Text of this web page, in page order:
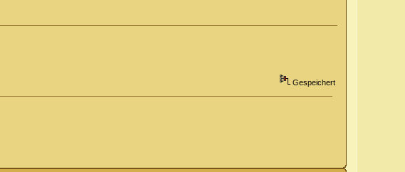
Gespeichert